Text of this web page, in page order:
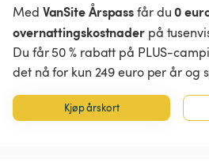
Med VanSite Årspassfår du0
overnattingskostnaderpå
Du får 50 % rabatt på PLUS-
det nå for kun 249 euro per år og
Kjøp årskort